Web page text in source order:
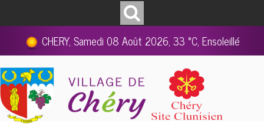
CHERY, Samedi 08 Août 2026, 33 °C, Ensoleillé